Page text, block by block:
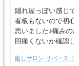
隠れ屋っぽい感じ
看板もないので初心
思いました♪痛みの
回痛くないか確認
どんどん毛が抜けて
癒しサロン リバース（